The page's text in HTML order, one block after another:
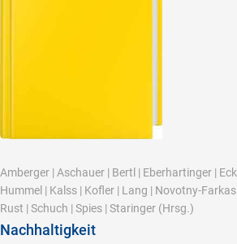
Amberger | Aschauer | Bertl | Eberhartinger |
Hummel | Kalss | Kofler | Lang | Novotny-Farkas
Rust | Schuch | Spies | Staringer (Hrsg.)
Nachhaltigkeit